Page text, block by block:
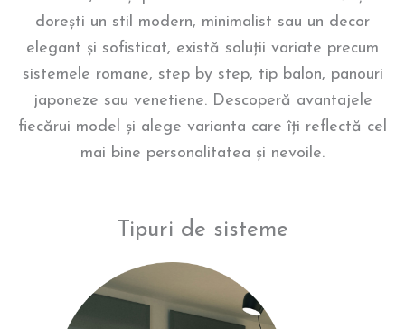
dorești un stil modern, minimalist sau un decor
elegant și sofisticat, există soluții variate precum
sistemele romane, step by step, tip balon, panouri
japoneze sau venetiene. Descoperă avantajele
fiecărui model și alege varianta care îți reflectă cel
mai bine personalitatea și nevoile.
Tipuri de sisteme